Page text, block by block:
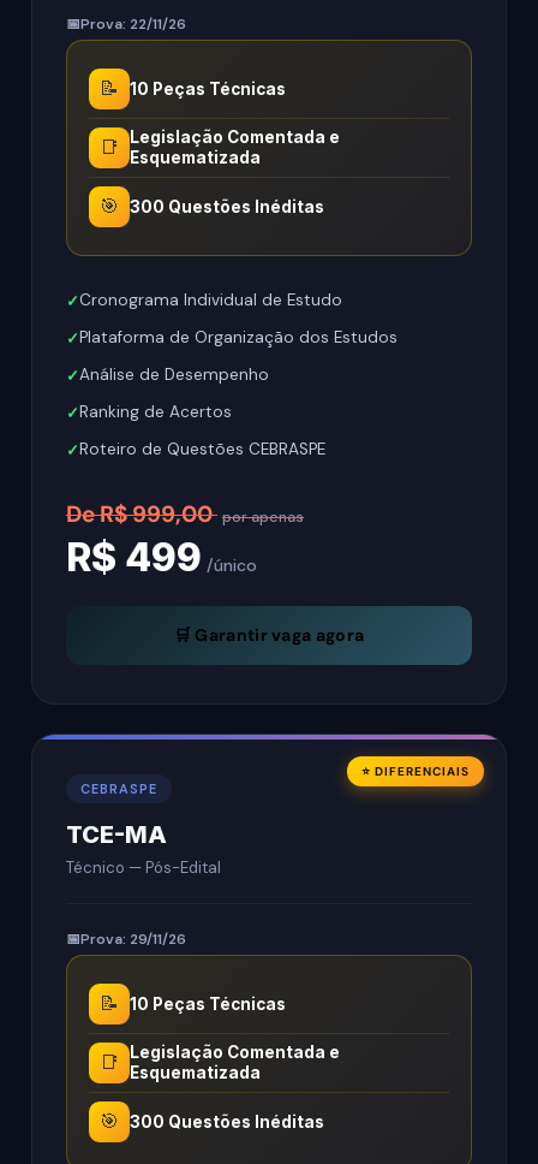
Prova: 22/11/26
📝 10 Peças Técnicas
📑
Legislação Comentada e
Esquematizada
🎯 300 Questões Inéditas
Cronograma Individual de Estudo
Plataforma de Organização dos Estudos
Análise de Desempenho
Ranking de Acertos
Roteiro de Questões CEBRASPE
De R$ 999,00 por apenas
R$ 499 /único
🛒 Garantir vaga agora
⭐ DIFERENCIAIS
CEBRASPE
TCE-MA
Técnico — Pós-Edital
Prova: 29/11/26
📝 10 Peças Técnicas
📑
Legislação Comentada e
Esquematizada
🎯 300 Questões Inéditas